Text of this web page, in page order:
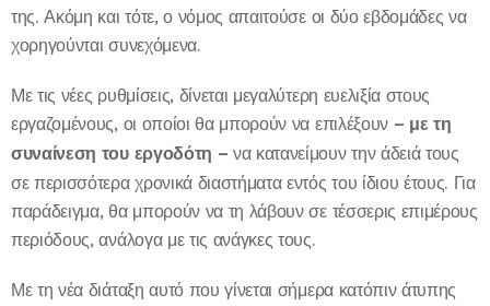
της. Ακόμη και τότε, ο νόμος απαιτούσε οι δύο εβδομάδες να
χορηγούνται συνεχόμενα.
Με τις νέες ρυθμίσεις, δίνεται μεγαλύτερη ευελιξία στους
εργαζομένους, οι οποίοι θα μπορούν να επιλέξουν – με τη
συναίνεση του εργοδότη – να κατανείμουν την άδειά τους
σε περισσότερα χρονικά διαστήματα εντός του ίδιου έτους. Για
παράδειγμα, θα μπορούν να τη λάβουν σε τέσσερις επιμέρους
περιόδους, ανάλογα με τις ανάγκες τους.
Με τη νέα διάταξη αυτό που γίνεται σήμερα κατόπιν άτυπης